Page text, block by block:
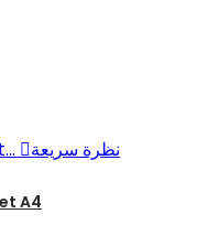
نظرة سريعة
A4